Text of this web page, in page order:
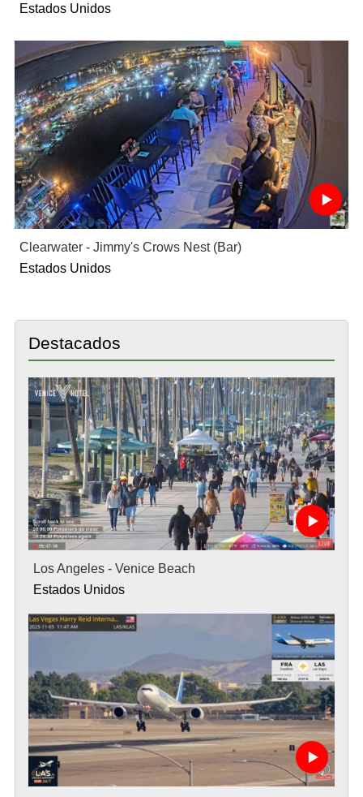
Estados Unidos
Clearwater - Jimmy's Crows Nest (Bar)
Estados Unidos
Destacados
Los Angeles - Venice Beach
Estados Unidos